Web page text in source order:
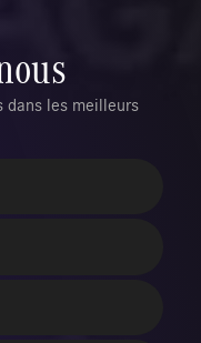
dans les meilleurs